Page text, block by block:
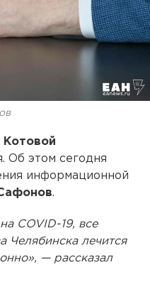
Котовой
Об этом сегодня
информационной
.
COVID-19, все
Челябинска лечится
— рассказал